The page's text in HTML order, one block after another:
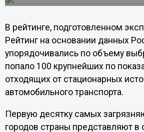
В рейтинге, подготовленном
Рейтинг на основании данных
упорядочивались по объему
попало 100 крупнейших по
отходящих от стационарных
автомобильного транспорта.
Первую десятку самых
городов страны представляют в